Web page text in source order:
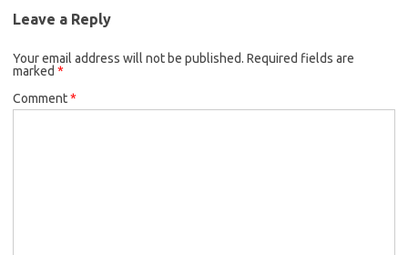
Leave a Reply
Your email address will not be published. Required fields are
marked *
Comment*